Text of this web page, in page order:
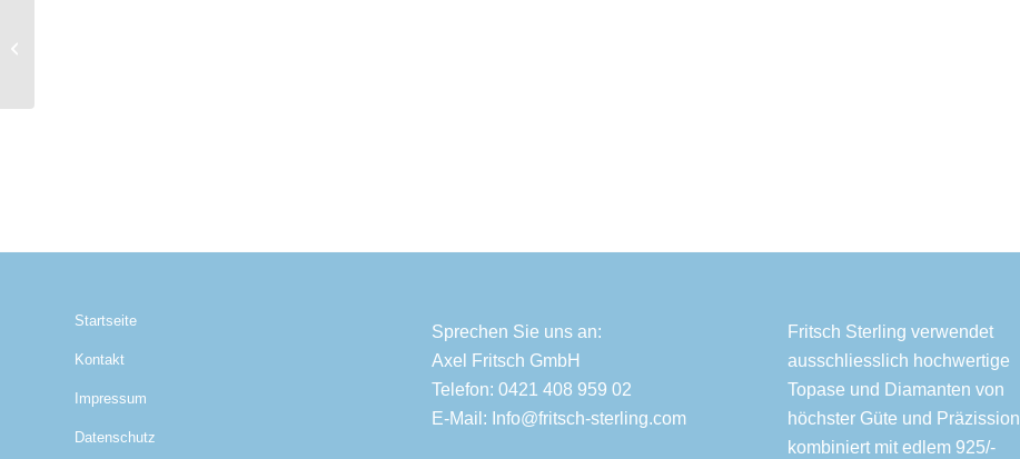
Startseite
Kontakt
Impressum
Datenschutz
Sprechen Sie uns an:
Axel Fritsch GmbH
Telefon: 0421 408 959 02
E-Mail: Info@fritsch-sterling.com
Fritsch Sterling verwendet
ausschliesslich hochwertige
Topase und Diamanten von
höchster Güte und Präzission
kombiniert mit edlem 925/-